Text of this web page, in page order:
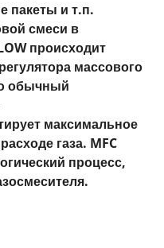
пакеты и т.п.
смеси в
происходит
массового
обычный
максимальное
газа. MFC
процесс,